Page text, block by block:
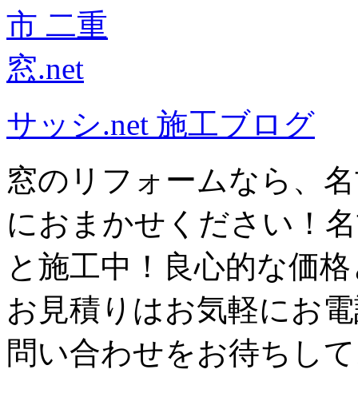
サッシ.net 施工ブログ
窓のリフォームなら、
におまかせください！
と施工中！良心的な価
お見積りはお気軽にお
問い合わせをお待ちし